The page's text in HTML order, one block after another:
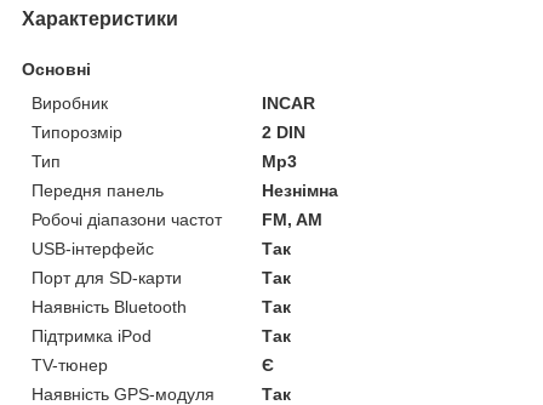
Характеристики
Основні
Виробник
INCAR
Типорозмір
2 DIN
Тип
Mp3
Передня панель
Незнімна
Робочі діапазони частот
FM, AM
USB-інтерфейс
Так
Порт для SD-карти
Так
Наявність Bluetooth
Так
Підтримка iPod
Так
TV-тюнер
Є
Наявність GPS-модуля
Так